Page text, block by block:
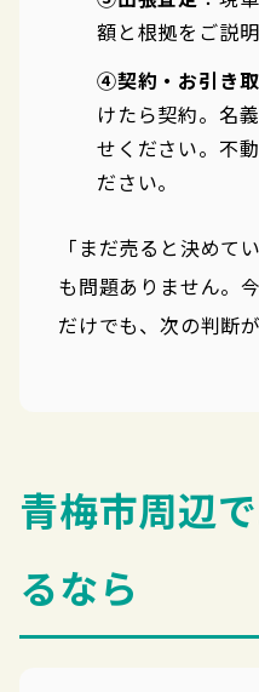
額と根拠をご説明
④契約・お引き
けたら契約。名
せください。不
ださい。
「まだ売ると決めて
も問題ありません。
だけでも、次の判断
青梅市周辺
るなら